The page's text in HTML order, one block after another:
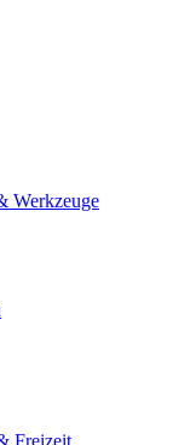
Werkzeuge
Freizeit